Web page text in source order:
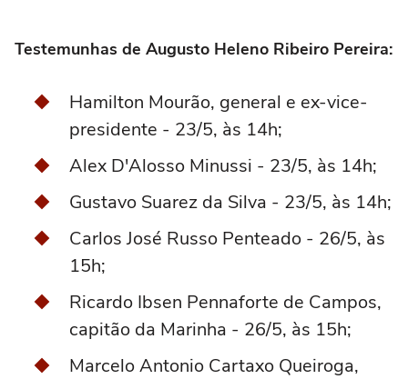
Testemunhas de Augusto Heleno Ribeiro Pereira:
Hamilton Mourão, general e ex-vice-
presidente - 23/5, às 14h;
Alex D'Alosso Minussi - 23/5, às 14h;
Gustavo Suarez da Silva - 23/5, às 14h;
Carlos José Russo Penteado - 26/5, às
15h;
Ricardo Ibsen Pennaforte de Campos,
capitão da Marinha - 26/5, às 15h;
Marcelo Antonio Cartaxo Queiroga,